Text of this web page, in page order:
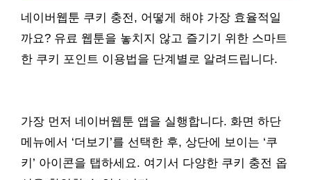
네이버웹툰 쿠키 충전, 어떻게 해야 가장 효율적일
까요? 유료 웹툰을 놓치지 않고 즐기기 위한 스마트
한 쿠키 포인트 이용법을 단계별로 알려드립니다.
가장 먼저 네이버웹툰 앱을 실행합니다. 화면 하단
메뉴에서 ‘더보기’를 선택한 후, 상단에 보이는 ‘쿠
키’ 아이콘을 탭하세요. 여기서 다양한 쿠키 충전 옵